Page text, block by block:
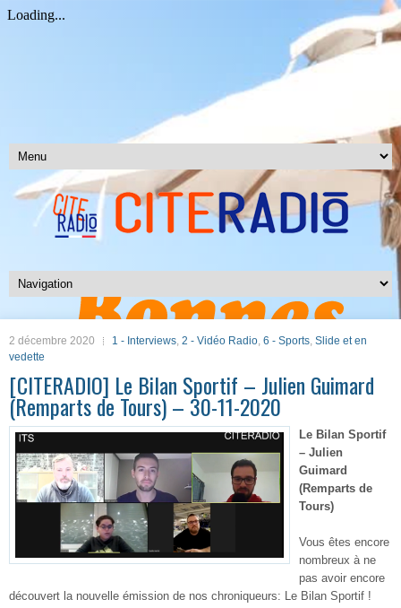
2 décembre 2020 1 - Interviews, 2 - Vidéo Radio, 6 - Sports, Slide et en
vedette
[CITERADIO] Le Bilan Sportif – Julien Guimard
(Remparts de Tours) – 30-11-2020
Le Bilan Sportif
– Julien
Guimard
(Remparts de
Tours)
Vous êtes encore
nombreux à ne
pas avoir encore
découvert la nouvelle émission de nos chroniqueurs: Le Bilan Sportif !